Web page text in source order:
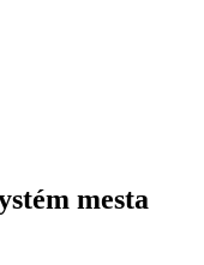
mesta